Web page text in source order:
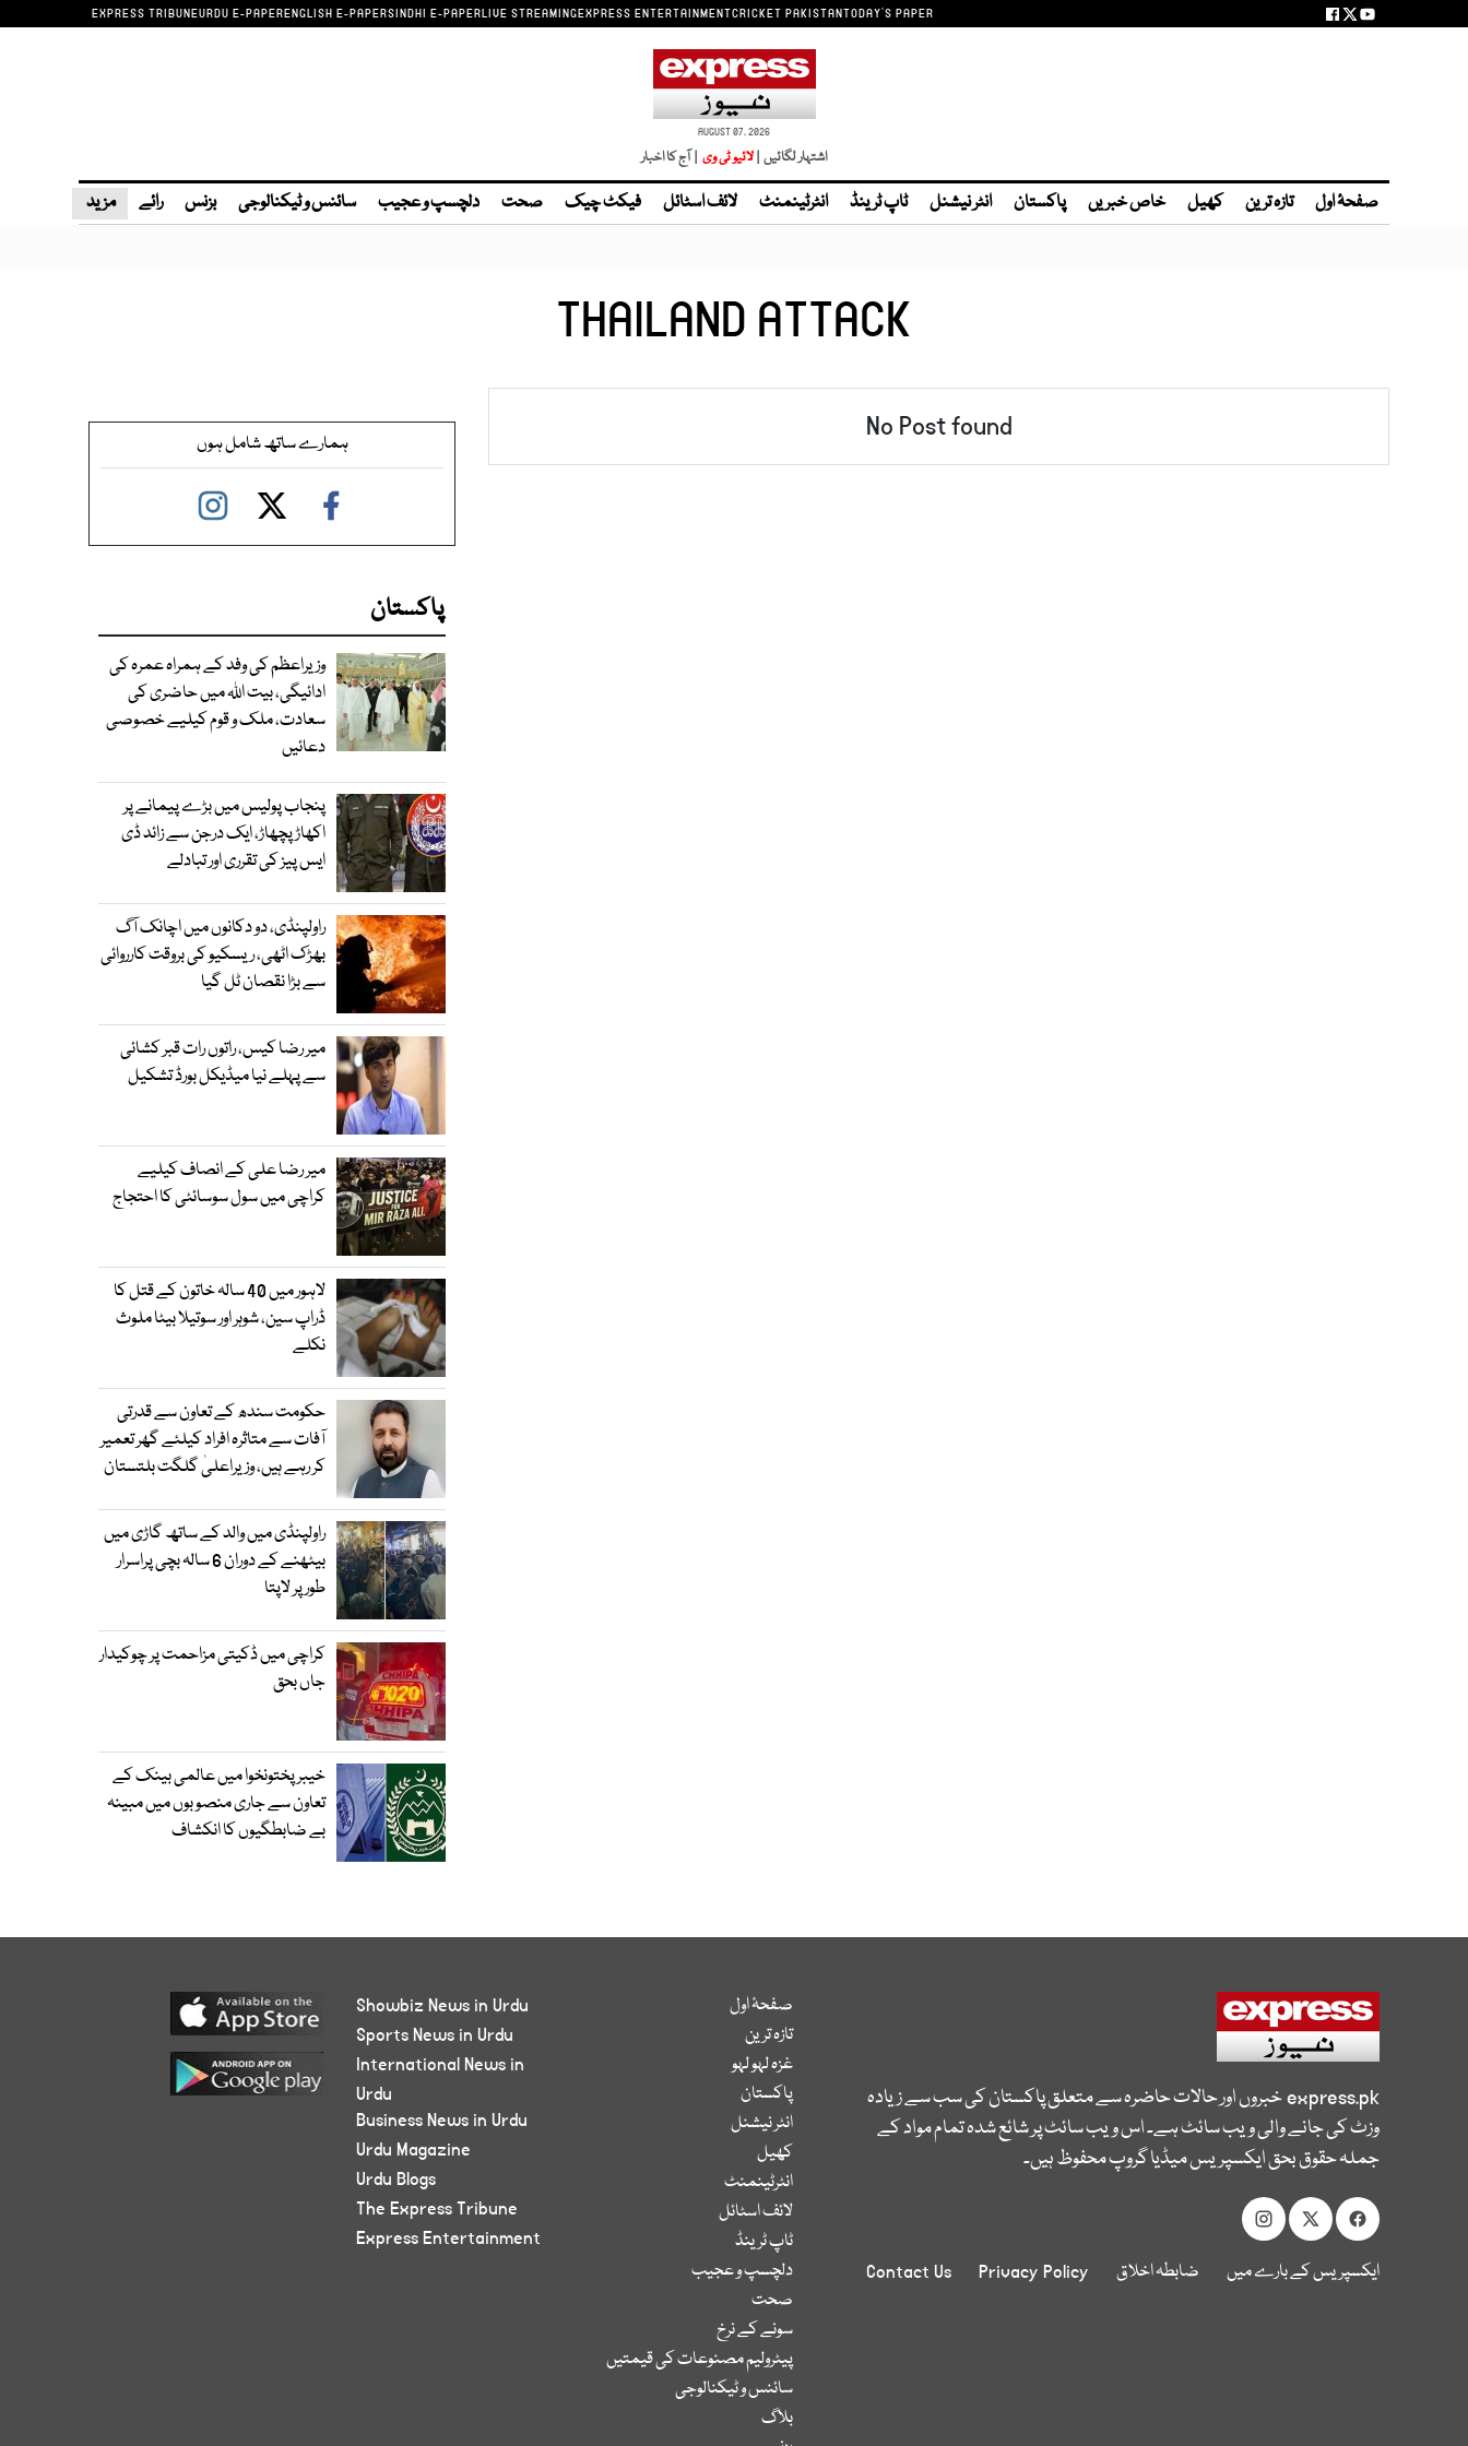
EXPRESS TRIBUNEURDU E-PAPERENGLISH E-PAPERSINDHI E-PAPERLIVE STREAMINGEXPRESS ENTERTAINMENTCRICKET PAKISTANTODAY'S PAPER
AUGUST 07, 2026
اشتہار لگائیں | | آج کا اخبار
صفحۂ اول تازہ ترین کھیل خاص خبریں پاکستان انٹر نیشنل ٹاپ ٹرینڈ انٹرٹینمنٹ لائف اسٹائل فیکٹ چیک صحت دلچسپ و عجیب سائنس و ٹیکنالوجی بزنس رائے مزید
THAILAND ATTACK
No Post found ہمارے ساتھ شامل ہوں
پاکستان
وزیراعظم کی وفد کے ہمراہ عمرہ کی
ادائیگی، بیت اللہ میں حاضری کی
سعادت، ملک و قوم کیلیے خصوصی
دعائیں
پنجاب پولیس میں بڑے پیمانے پر
اکھاڑ پچھاڑ، ایک درجن سے زائد ڈی
ایس پیز کی تقرری اور تبادلے
راولپنڈی، دو دکانوں میں اچانک آگ
بھڑک اٹھی، ریسکیو کی بروقت کارروائی
سے بڑا نقصان ٹل گیا
میر رضا کیس، راتوں رات قبر کشائی
سے پہلے نیا میڈیکل بورڈ تشکیل
میر رضا علی کے انصاف کیلیے
کراچی میں سول سوسائٹی کا احتجاج
لاہور میں 40 سالہ خاتون کے قتل کا
ڈراپ سین، شوہر اور سوتیلا بیٹا ملوث
نکلے
حکومت سندھ کے تعاون سے قدرتی
آفات سے متاثرہ افراد کیلئے گھر تعمیر
کر رہے ہیں، وزیراعلیٰ گلگت بلتستان
راولپنڈی میں والد کے ساتھ گاڑی میں
بیٹھنے کے دوران 6 سالہ بچی پراسرار
طور پر لاپتا
کراچی میں ڈکیتی مزاحمت پر چوکیدار
جاں بحق
خیبرپختونخوا میں عالمی بینک کے
تعاون سے جاری منصوبوں میں مبینہ
بے ضابطگیوں کا انکشاف
express.pkخبروں اور حالات حاضرہ سے متعلق پاکستان کی سب سے زیادہ
وزٹ کی جانے والی ویب سائٹ ہے۔ اس ویب سائٹ پر شائع شدہ تمام مواد کے
جملہ حقوق بحق ایکسپریس میڈیا گروپ محفوظ ہیں۔
ایکسپریس کے بارے میں ضابطہ اخلاق Privacy Policy
Contact Us
صفحۂ اول
تازہ ترین
غزہ لہو لہو
پاکستان
انٹر نیشنل
کھیل
انٹرٹینمنٹ
لائف اسٹائل
ٹاپ ٹرینڈ
دلچسپ و عجیب
صحت
سونے کے نرخ
پیٹرولیم مصنوعات کی قیمتیں
سائنس و ٹیکنالوجی
بلاگ
Showbiz News in Urdu
Sports News in Urdu
International News in
Urdu
Business News in Urdu
Urdu Magazine
Urdu Blogs
The Express Tribune
Express Entertainment